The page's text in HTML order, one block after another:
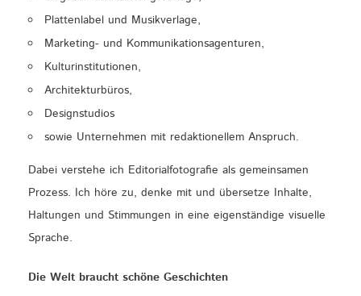
Plattenlabel und Musikverlage,
Marketing- und Kommunikationsagenturen,
Kulturinstitutionen,
Architekturbüros,
Designstudios
sowie Unternehmen mit redaktionellem Anspruch.
Dabei verstehe ich Editorialfotografie als gemeinsamen
Prozess. Ich höre zu, denke mit und übersetze Inhalte,
Haltungen und Stimmungen in eine eigenständige visuelle
Sprache.
Die Welt braucht schöne Geschichten